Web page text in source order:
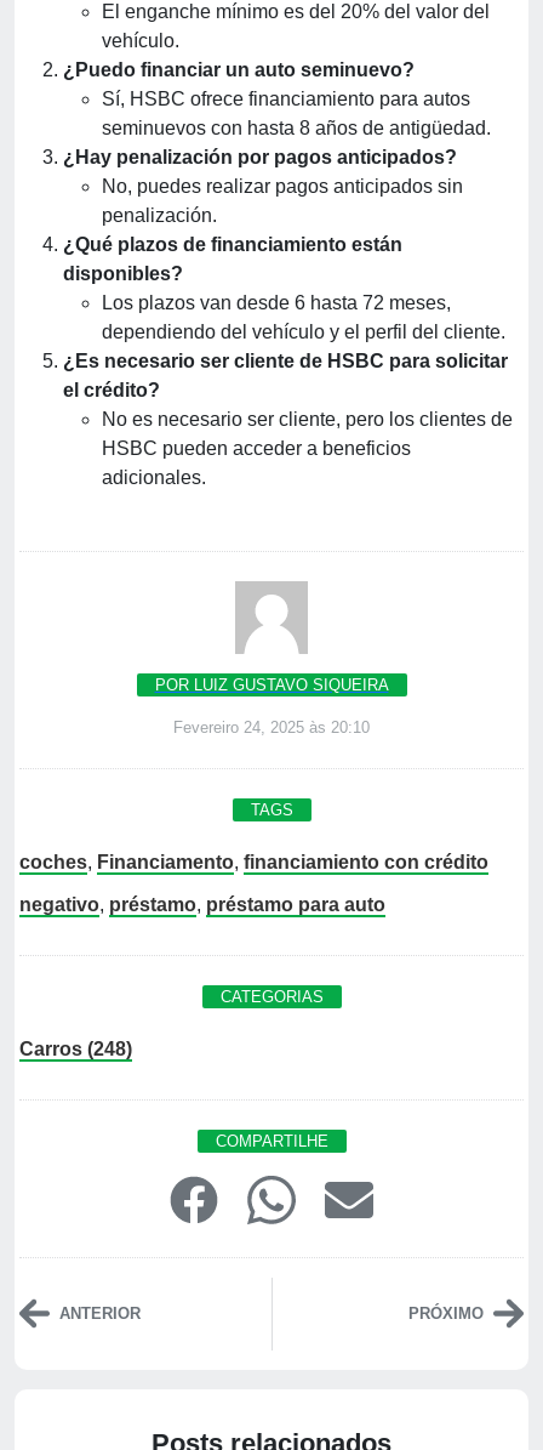
El enganche mínimo es del 20% del valor del
vehículo.
¿Puedo financiar un auto seminuevo?
Sí, HSBC ofrece financiamiento para autos
seminuevos con hasta 8 años de antigüedad.
¿Hay penalización por pagos anticipados?
No, puedes realizar pagos anticipados sin
penalización.
¿Qué plazos de financiamiento están
disponibles?
Los plazos van desde 6 hasta 72 meses,
dependiendo del vehículo y el perfil del cliente.
¿Es necesario ser cliente de HSBC para solicitar
el crédito?
No es necesario ser cliente, pero los clientes de
HSBC pueden acceder a beneficios
adicionales.
POR LUIZ GUSTAVO SIQUEIRA
Fevereiro 24, 2025 às 20:10
TAGS
coches, Financiamento, financiamiento con crédito
negativo, préstamo, préstamo para auto
CATEGORIAS
Carros (248)
COMPARTILHE
ANTERIOR PRÓXIMO
Posts relacionados